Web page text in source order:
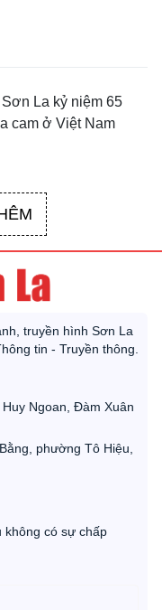
La kỷ niệm 65
cam ở Việt Nam
truyền hình Sơn La
tin - Truyền thông.
Ngoan, Đàm Xuân
phường Tô Hiệu,
không có sự chấp